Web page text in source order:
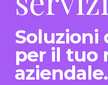
Soluzioni
per il tuo
aziendale.